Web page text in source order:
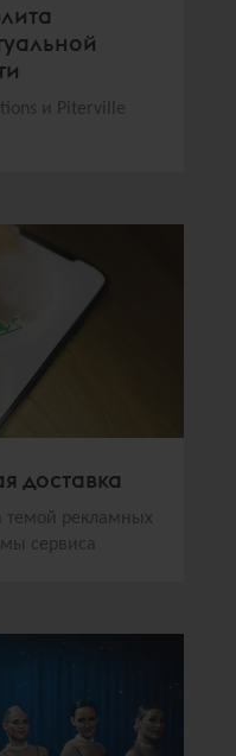
и Piterville
доставка
темой рекламных
сервиса